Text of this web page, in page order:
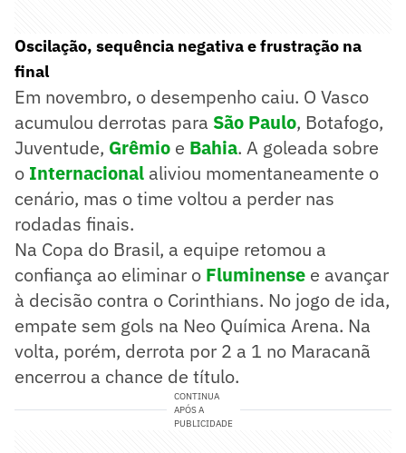
Oscilação, sequência negativa e frustração na
final
Em novembro, o desempenho caiu. O Vasco
acumulou derrotas para São Paulo, Botafogo,
Juventude, Grêmio e Bahia. A goleada sobre
o Internacional aliviou momentaneamente o
cenário, mas o time voltou a perder nas
rodadas finais.
Na Copa do Brasil, a equipe retomou a
confiança ao eliminar o Fluminense e avançar
à decisão contra o Corinthians. No jogo de ida,
empate sem gols na Neo Química Arena. Na
volta, porém, derrota por 2 a 1 no Maracanã
encerrou a chance de título.
CONTINUA
APÓS A
PUBLICIDADE